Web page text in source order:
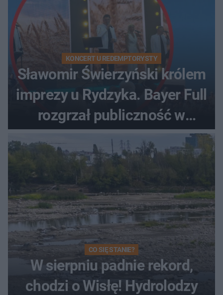
KONCERT U REDEMPTORYSTY
Sławomir Świerzyński królem
imprezy u Rydzyka. Bayer Full
rozgrzał publiczność w
Toruniu
CO SIĘ STANIE?
W sierpniu padnie rekord,
chodzi o Wisłę! Hydrolodzy